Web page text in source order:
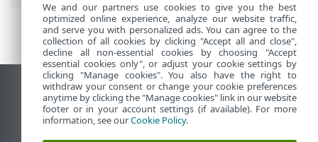
Afficher le site pour ordinateur de bureau
End of Life
Base de connaissances ESET
We and our partners use cookies to give you the best
optimized online experience, analyze our website traffic,
and serve you with personalized ads. You can agree to the
collection of all cookies by clicking "Accept all and close",
decline all non-essential cookies by choosing "Accept
essential cookies only", or adjust your cookie settings by
clicking "Manage cookies". You also have the right to
withdraw your consent or change your cookie preferences
anytime by clicking the "Manage cookies" link in our website
footer or in your account settings (if available). For more
information, see ourCookie Policy.